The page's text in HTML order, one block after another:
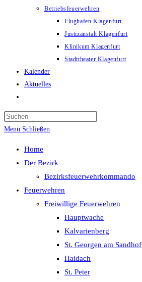
Betriebsfeuerwehren
Flughafen Klagenfurt
Justizanstalt Klagenfurt
Klinikum Klagenfurt
Stadttheater Klagenfurt
Kalender
Aktuelles
umschalten
search
Menü Schließen
Home
Der Bezirk
Bezirksfeuerwehrkommando
Feuerwehren
Freiwillige Feuerwehren
Hauptwache
Kalvarienberg
St. Georgen am Sandhof
Haidach
St. Peter